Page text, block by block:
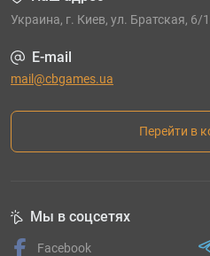
Украина, г. Киев, ул. Братская,
E-mail
mail@cbgames.ua
Перейти в
Мы в соцсетях
Facebook